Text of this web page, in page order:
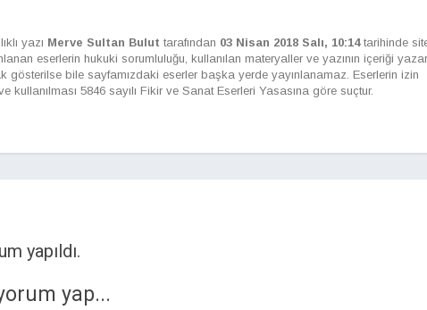
yazı Merve Sultan Bulut tarafından 03 Nisan 2018 Salı, 10:14tarihinde
eserlerin hukuki sorumluluğu, kullanılan materyaller ve yazının içeriği
gösterilse bile sayfamızdaki eserler başka yerde yayınlanamaz. Eserlerin izin
kullanılması 5846 sayılı Fikir ve Sanat Eserleri Yasasına göre suçtur.
yapıldı.
yap...